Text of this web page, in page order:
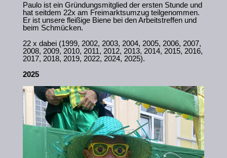
Paulo ist ein Gründungsmitglied der ersten Stunde und
hat seitdem 22x am Freimarktsumzug teilgenommen.
Er ist unsere fleißige Biene bei den Arbeitstreffen und
beim Schmücken.
22 x dabei (1999, 2002, 2003, 2004, 2005, 2006, 2007,
2008, 2009, 2010, 2011, 2012, 2013, 2014, 2015, 2016,
2017, 2018, 2019, 2022, 2024, 2025).
2025